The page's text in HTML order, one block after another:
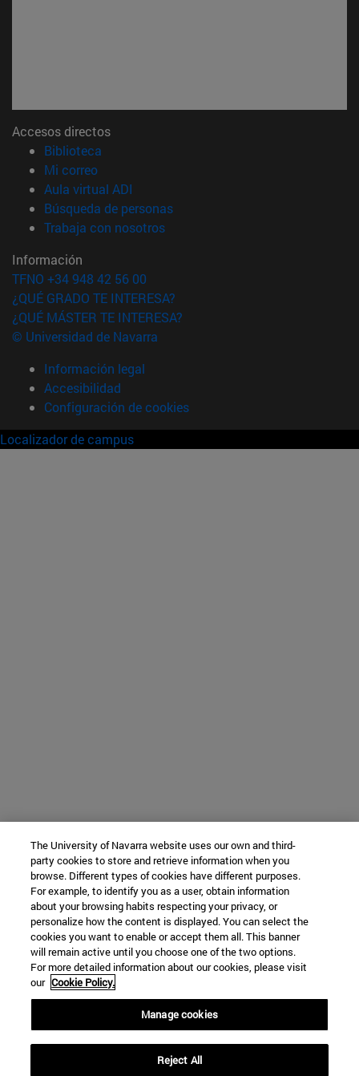
Accesos directos
Biblioteca
Mi correo(abre en nueva ventana)
Aula virtual ADI
Búsqueda de personas(abre en nueva ventana)
Trabaja con nosotros(abre en nueva ventana)
Información
TFNO +34 948 42 56 00
¿QUÉ GRADO TE INTERESA?
¿QUÉ MÁSTER TE INTERESA?
© Universidad de Navarra
Información legal
Accesibilidad
Configuración de cookies
Localizador de campus
The University of Navarra website uses our own and third-
party cookies to store and retrieve information when you
browse. Different types of cookies have different purposes.
For example, to identify you as a user, obtain information
about your browsing habits respecting your privacy, or
personalize how the content is displayed. You can select the
cookies you want to enable or accept them all. This banner
will remain active until you choose one of the two options.
For more detailed information about our cookies, please visit
our Cookie Policy.
Manage cookies
Reject All